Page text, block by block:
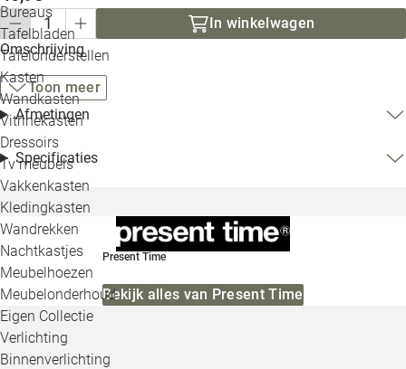
Bureaus
Tafelbladen
Tafelonderstellen
Kasten
Wandkasten
Vitrinekasten
Dressoirs
Tv meubels
Vakkenkasten
Kledingkasten
Wandrekken
Nachtkastjes
Meubelhoezen
Meubelonderhoud
Eigen Collectie
Verlichting
Binnenverlichting
In winkelwagen
Omschrijving
Toon meer
Afmetingen
Specificaties
Present Time
Bekijk alles van Present Time